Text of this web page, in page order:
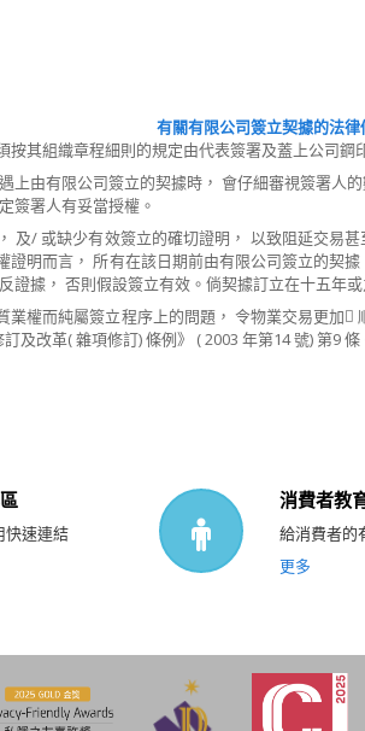
有關有限公司簽立契據的法律
其組織章程細則的規定由代表簽署及蓋上公司鋼
上由有限公司簽立的契據時， 會仔細審視簽署人
簽署人有妥當授權。
及/ 或缺少有效簽立的確切證明， 以致阻延交易
證明而言， 所有在該日期前由有限公司簽立的契
證據， 否則假設簽立有效。倘契據訂立在十五年
業權而純屬簽立程序上的問題， 令物業交易更加
及改革( 雜項修訂) 條​​例》 ( 2003 年第14 號) 第9 條
快速連結
消費者教
給消費者的
更多